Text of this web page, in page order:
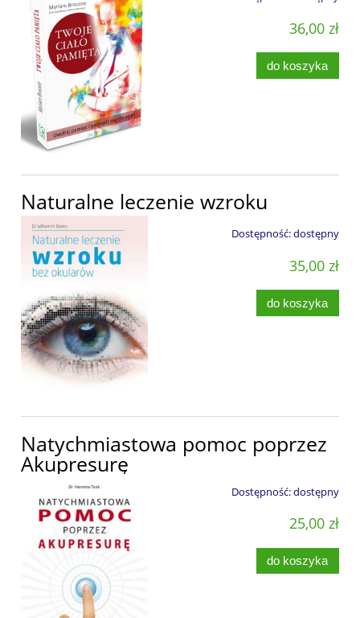
36,00 zł
do koszyka
Naturalne leczenie wzroku
Dostępność:dostępny
35,00 zł
do koszyka
Natychmiastowa pomoc poprzez
Akupresurę
Dostępność:dostępny
25,00 zł
do koszyka